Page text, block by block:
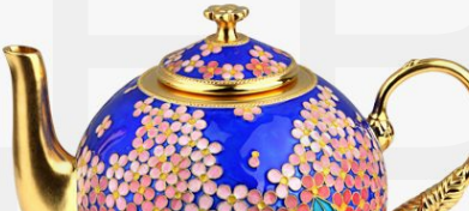
их фланелевой или замшевой салфеткой.